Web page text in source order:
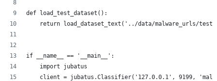
def load_test_dataset():
return load_dataset_text('../data/malware_urls/
if __name__ == '__main__':
    import jubatus
client = jubatus.Classifier('127.0.0.1', 9199,